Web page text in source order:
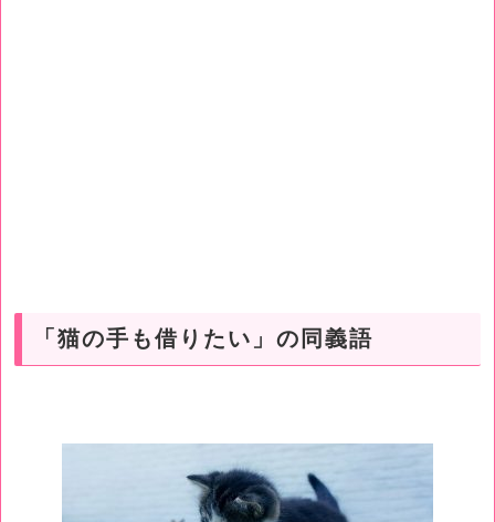
「猫の手も借りたい」の同義語